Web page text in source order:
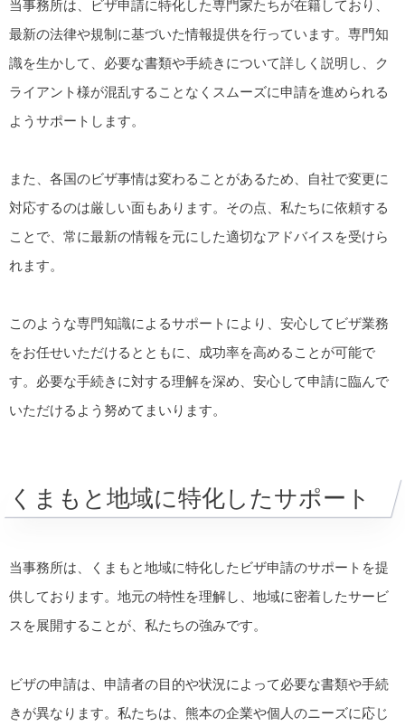
当事務所は、ビザ申請に特化した専門家たちが在籍しており、
最新の法律や規制に基づいた情報提供を行っています。専門知
識を生かして、必要な書類や手続きについて詳しく説明し、ク
ライアント様が混乱することなくスムーズに申請を進められる
ようサポートします。
また、各国のビザ事情は変わることがあるため、自社で変更に
対応するのは厳しい面もあります。その点、私たちに依頼する
ことで、常に最新の情報を元にした適切なアドバイスを受けら
れます。
このような専門知識によるサポートにより、安心してビザ業務
をお任せいただけるとともに、成功率を高めることが可能で
す。必要な手続きに対する理解を深め、安心して申請に臨んで
いただけるよう努めてまいります。
くまもと地域に特化したサポート
当事務所は、くまもと地域に特化したビザ申請のサポートを提
供しております。地元の特性を理解し、地域に密着したサービ
スを展開することが、私たちの強みです。
ビザの申請は、申請者の目的や状況によって必要な書類や手続
きが異なります。私たちは、熊本の企業や個人のニーズに応じ